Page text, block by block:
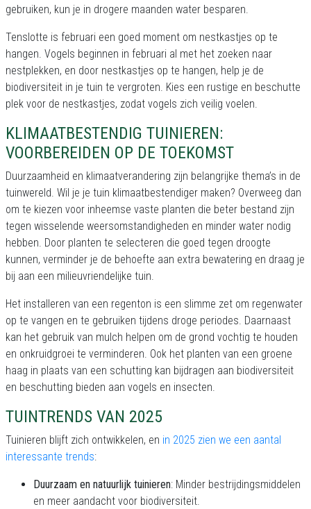
gebruiken, kun je in drogere maanden water besparen.
Tenslotte is februari een goed moment om nestkastjes op te
hangen. Vogels beginnen in februari al met het zoeken naar
nestplekken, en door nestkastjes op te hangen, help je de
biodiversiteit in je tuin te vergroten. Kies een rustige en beschutte
plek voor de nestkastjes, zodat vogels zich veilig voelen.
KLIMAATBESTENDIG TUINIEREN:
VOORBEREIDEN OP DE TOEKOMST
Duurzaamheid en klimaatverandering zijn belangrijke thema’s in de
tuinwereld. Wil je je tuin klimaatbestendiger maken? Overweeg dan
om te kiezen voor inheemse vaste planten die beter bestand zijn
tegen wisselende weersomstandigheden en minder water nodig
hebben. Door planten te selecteren die goed tegen droogte
kunnen, verminder je de behoefte aan extra bewatering en draag je
bij aan een milieuvriendelijke tuin.
Het installeren van een regenton is een slimme zet om regenwater
op te vangen en te gebruiken tijdens droge periodes. Daarnaast
kan het gebruik van mulch helpen om de grond vochtig te houden
en onkruidgroei te verminderen. Ook het planten van een groene
haag in plaats van een schutting kan bijdragen aan biodiversiteit
en beschutting bieden aan vogels en insecten.
TUINTRENDS VAN 2025
Tuinieren blijft zich ontwikkelen, en in 2025 zien we een aantal
interessante trends:
Duurzaam en natuurlijk tuinieren: Minder bestrijdingsmiddelen
en meer aandacht voor biodiversiteit.